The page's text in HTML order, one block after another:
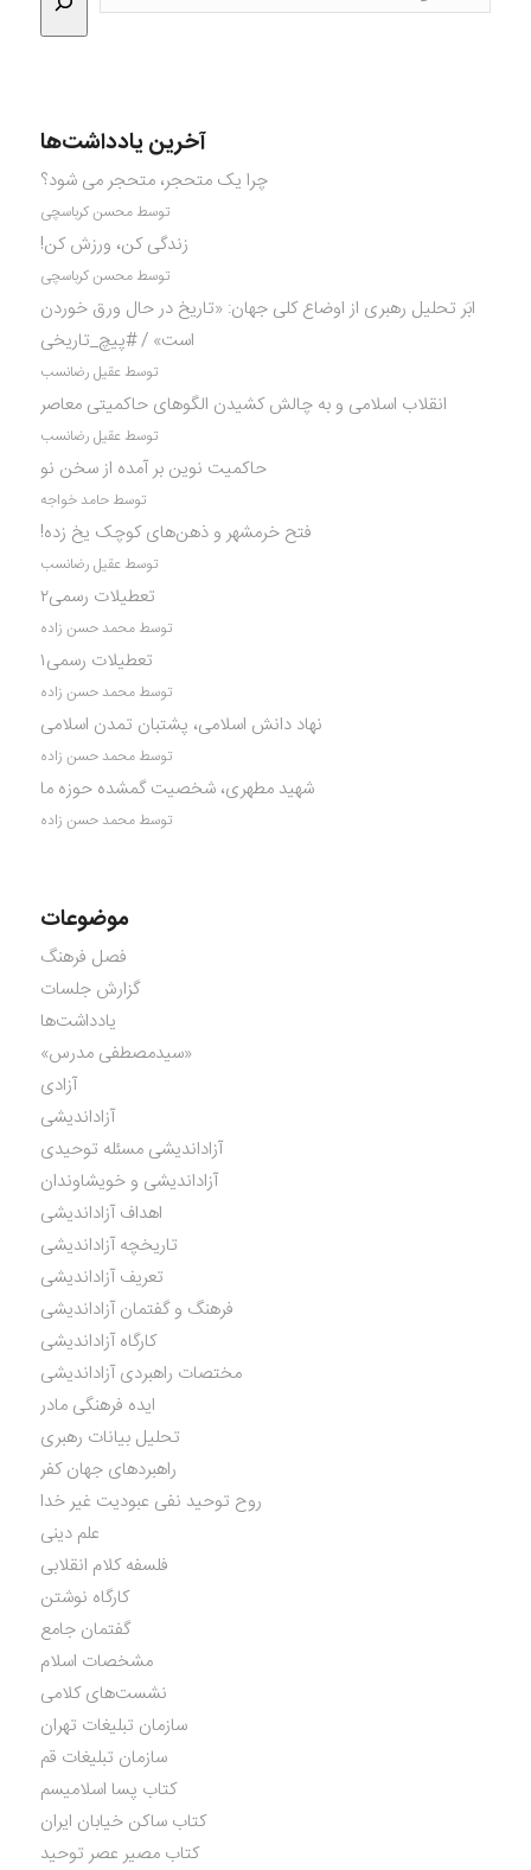
آخرین یادداشت‌ها
چرا یک متحجر، متحجر می شود؟
توسط محسن کرباسچی
زندگی کن، ورزش کن!
توسط محسن کرباسچی
ابَر تحلیل رهبری از اوضاع کلی جهان: «تاریخ در حال ورق خوردن
است» / #پیچ_تاریخی
توسط عقیل رضانسب
انقلاب اسلامی و به چالش کشیدن الگوهای حاکمیتی معاصر
توسط عقیل رضانسب
حاکمیت نوین بر آمده از سخن نو
توسط حامد خواجه
فتح خرمشهر و ذهن‌های کوچک یخ زده!
توسط عقیل رضانسب
تعطیلات رسمی۲
توسط محمد حسن زاده
تعطیلات رسمی۱
توسط محمد حسن زاده
نهاد دانش اسلامی، پشتبان تمدن اسلامی
توسط محمد حسن زاده
شهید مطهری، شخصیت گمشده حوزه ما
توسط محمد حسن زاده
موضوعات
فصل فرهنگ
گزارش جلسات
یادداشت‌ها
«سیدمصطفی مدرس»
آزادی
آزاداندیشی
آزاداندیشی مسئله توحیدی
آزاداندیشی و خویشاوندان
اهداف آزاداندیشی
تاریخچه آزاداندیشی
تعریف آزاداندیشی
فرهنگ و گفتمان آزاداندیشی
کارگاه آزاداندیشی
مختصات راهبردی آزاداندیشی
ایده فرهنگی مادر
تحلیل بیانات رهبری
راهبردهای جهان کفر
روح توحید نفی عبودیت غیر خدا
علم دینی
فلسفه کلام انقلابی
کارگاه نوشتن
گفتمان جامع
مشخصات اسلام
نشست‌های کلامی
سازمان تبلیغات تهران
سازمان تبلیغات قم
کتاب پسا اسلامیسم
کتاب ساکن خیابان ایران
کتاب مصیر عصر توحید